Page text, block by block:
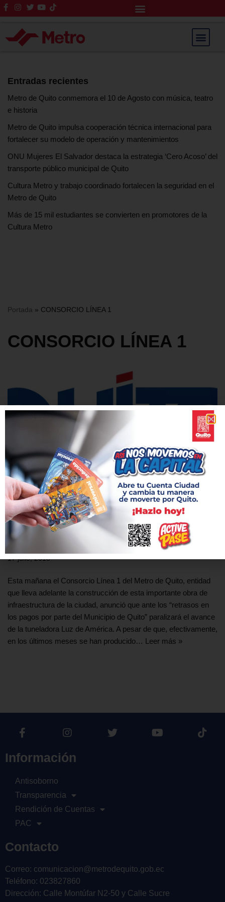
Saltar
al
Entradas recientes
Metro de Quito conmemora el 10 de Agosto con música, teatro
e historia
Metro de Quito impulsa cooperación técnica internacional para
fortalecer su modelo de operación y mantenimientos
ONU Mujeres El Salvador destaca la estrategia ‘Cero Acoso’ del
transporte público municipal de Quito
Cultura Metro y trabajo coordinado fortalecen la seguridad en el
Metro de Quito
Más de 15 mil estudiantes se convierten en promotores de la
Cultura Metro
Portada » CONSORCIO LÍNEA 1
CONSORCIO LÍNEA 1
No se paralizará la construcción del Metro de
Quito
17 julio, 2018
Esta mañana el Consorcio Línea 1 del Metro de Quito, entidad
que lleva adelante la construcción de esta importante obra de
infraestructura de la ciudad, anunció que ante los “retrasos en
los pagos por parte del Municipio de Quito” paralizará el avance
de la tuneladora Luz de América. A pesar de que, efectivamente,
en los últimos meses se han producido… Leer más »
Información
Antisoborno
Transparencia
Rendición de Cuentas
PAC
Contacto
Correo: comunicacion@metrodequito.gob.ec
Teléfono: 023827860
Dirección: Calle Montúfar N2-50 y Calle Sucre